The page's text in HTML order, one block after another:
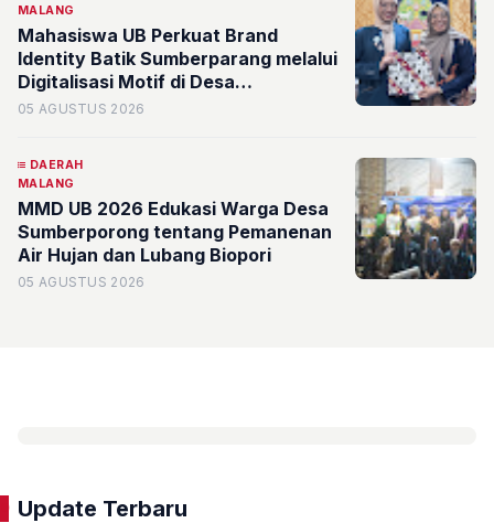
MALANG
Mahasiswa UB Perkuat Brand
Identity Batik Sumberparang melalui
Digitalisasi Motif di Desa
Sumberporong
05 AGUSTUS 2026
DAERAH
MALANG
MMD UB 2026 Edukasi Warga Desa
Sumberporong tentang Pemanenan
Air Hujan dan Lubang Biopori
05 AGUSTUS 2026
Update Terbaru